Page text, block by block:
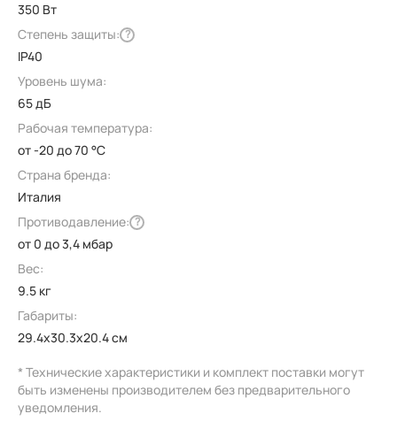
350 Вт
Степень защиты: ?
IP40
Уровень шума:
65 дБ
Рабочая температура:
от -20 до 70 °C
Страна бренда:
Италия
Противодавление: ?
от 0 до 3,4 мбар
Вес:
9.5 кг
Габариты:
29.4x30.3x20.4 см
* Технические характеристики и комплект поставки могут
быть изменены производителем без предварительного
уведомления.